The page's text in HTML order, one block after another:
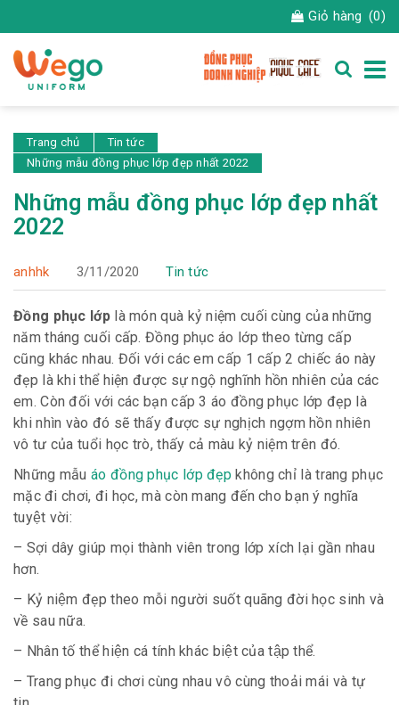
Giỏ hàng (0)
Trang chủ
Tin tức
Những mẫu đồng phục lớp đẹp nhất 2022
Những mẫu đồng phục lớp đẹp nhất
2022
anhhk 3/11/2020 Tin tức
Đồng phục lớplà món quà kỷ niệm cuối cùng của những
năm tháng cuối cấp. Đồng phục áo lớp theo từng cấp
cũng khác nhau. Đối với các em cấp 1 cấp 2 chiếc áo này
đẹp là khi thể hiện được sự ngộ nghĩnh hồn nhiên của các
em. Còn đối với các bạn cấp 3 áo đồng phục lớp đẹp là
khi nhìn vào đó sẽ thấy được sự nghịch ngợm hồn nhiên
vô tư của tuổi học trò, thấy cả màu kỷ niệm trên đó.
Những mẫuáo đồng phục lớp đẹp không chỉ là trang phục
mặc đi chơi, đi học, mà còn mang đến cho bạn ý nghĩa
tuyệt vời:
– Sợi dây giúp mọi thành viên trong lớp xích lại gần nhau
hơn.
– Kỷ niệm đẹp theo mỗi người suốt quãng đời học sinh và
về sau nữa.
– Nhân tố thể hiện cá tính khác biệt của tập thể.
– Trang phục đi chơi cùng nhau vô cùng thoải mái và tự